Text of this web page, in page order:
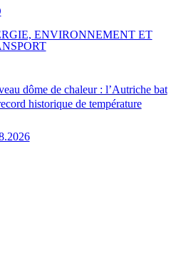
dôme de chaleur : l’Autriche bat
historique de température
ENVIRONNEMENT ET